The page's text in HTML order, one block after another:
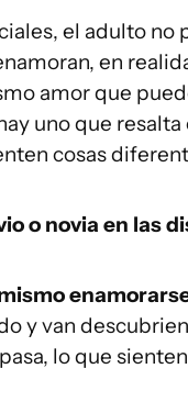
el adulto
en
amor que
uno que
cosas
o novia en las
y van
lo que